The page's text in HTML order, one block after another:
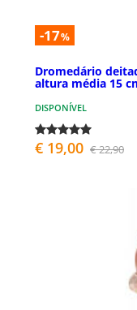
-17%
Dromedário
altura média 15
DISPONÍVEL
€ 19,00 € 22,90